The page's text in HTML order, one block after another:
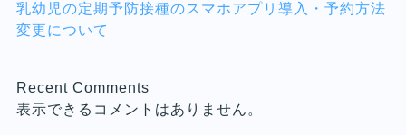
乳幼児の定期予防接種のスマホアプリ導入・予約方法
変更について
Recent Comments
表示できるコメントはありません。